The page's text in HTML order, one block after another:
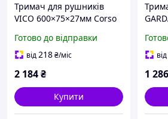
Тримач для рушників
VICO 600×75×27мм Corso
Готово до відправки
від218₴/міс
2 184₴
Купити
від
1 286